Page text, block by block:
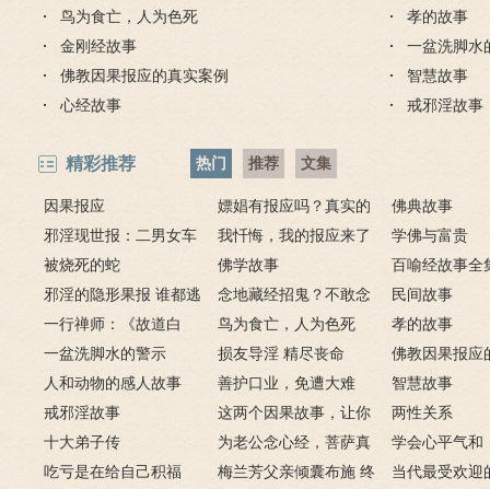
鸟为食亡，人为色死
孝的故事
金刚经故事
一盆洗脚水
佛教因果报应的真实案例
智慧故事
心经故事
戒邪淫故事
精彩推荐 热门 推荐 文集
因果报应
嫖娼有报应吗？真实的
嫖娼报应
佛典故事
邪淫现世报：二男女车
上纵欲酿车祸被烧死
我忏悔，我的报应来了
－淫人妻者，妻淫人
学佛与富贵
被烧死的蛇
佛学故事
百喻经故事全
邪淫的隐形果报 谁都逃
不掉
念地藏经招鬼？不敢念
地藏经的请进来
民间故事
一行禅师：《故道白
云》
鸟为食亡，人为色死
孝的故事
一盆洗脚水的警示
损友导淫 精尽丧命
佛教因果报应
例
人和动物的感人故事 善护口业，免遭大难
智慧故事
戒邪淫故事
这两个因果故事，让你
了解什么是业障
两性关系
十大弟子传
为老公念心经，菩萨真
的加持为其开智慧了
学会心平气和
吃亏是在给自己积福
梅兰芳父亲倾囊布施 终
当代最受欢迎